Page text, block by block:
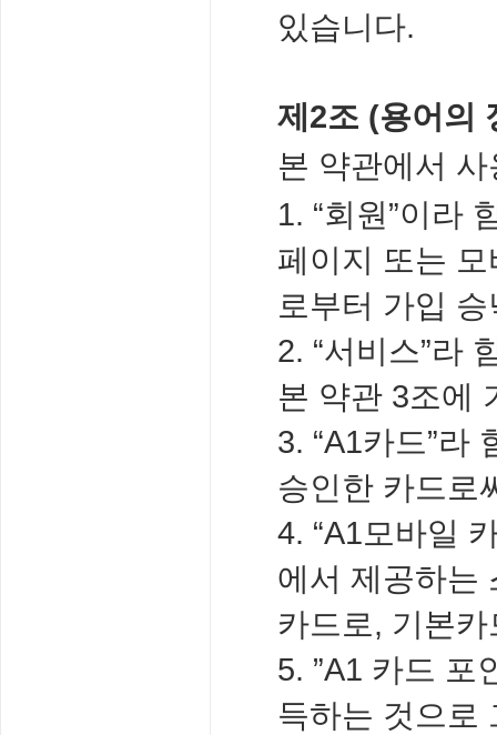
있습니다.
제2조 (용어의
본 약관에서
1. “회원”이라
페이지 또는
로부터 가입
2. “서비스”라
본 약관 3조에
3. “A1카드”라
승인한 카드로
4. “A1모바일
에서 제공하는
카드로, 기본
5. ”A1 카드 포
득하는 것으로